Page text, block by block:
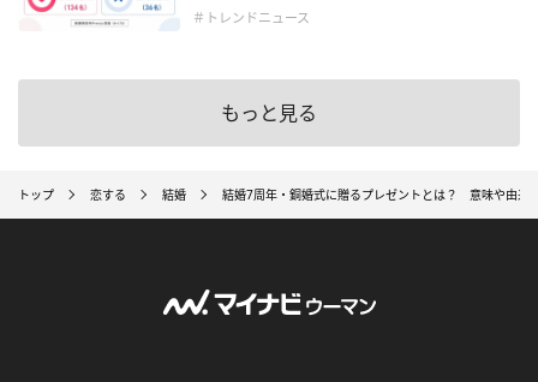
＃トレンドニュース
もっと見る
トップ 恋する 結婚 結婚7周年・銅婚式に贈るプレゼントとは？ 意味や由来